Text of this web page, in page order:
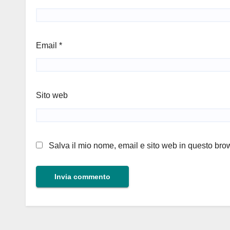
Email *
Sito web
Salva il mio nome, email e sito web in questo